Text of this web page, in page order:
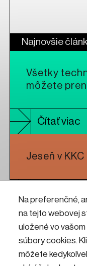
Na preferenčné,
na tejto webovej
uložené vo vašom
súbory cookies.
môžete
Najnovšie
Všetky
môžete
Čítať viac
Jeseň v
Koncert
formácie
(Lamb) v